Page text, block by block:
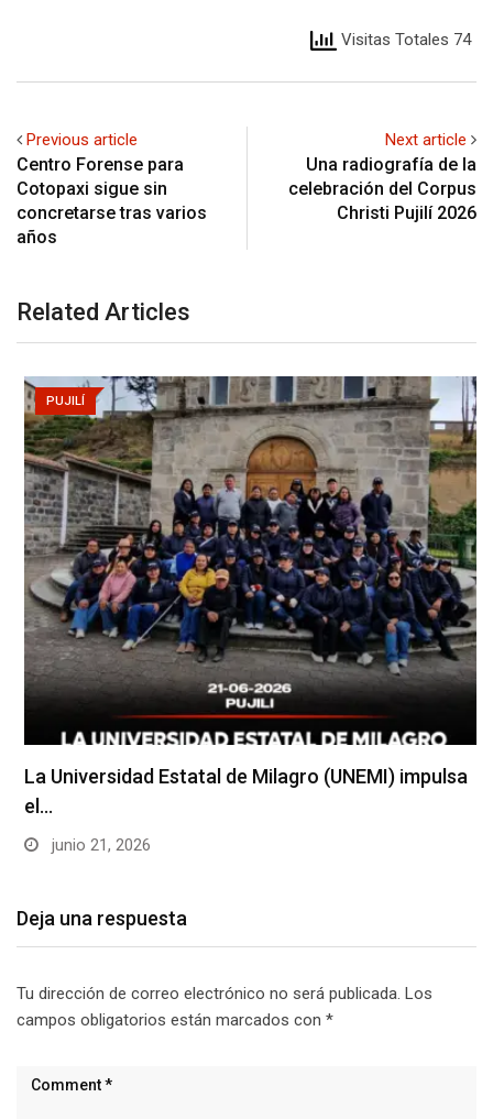
Visitas Totales 74
Previous article
Centro Forense para
Cotopaxi sigue sin
concretarse tras varios
años
Next article
Una radiografía de la
celebración del Corpus
Christi Pujilí 2026
Related Articles
PUJILÍ
La Universidad Estatal de Milagro (UNEMI) impulsa
el…
junio 21, 2026
Deja una respuesta
Tu dirección de correo electrónico no será publicada. Los
campos obligatorios están marcados con *